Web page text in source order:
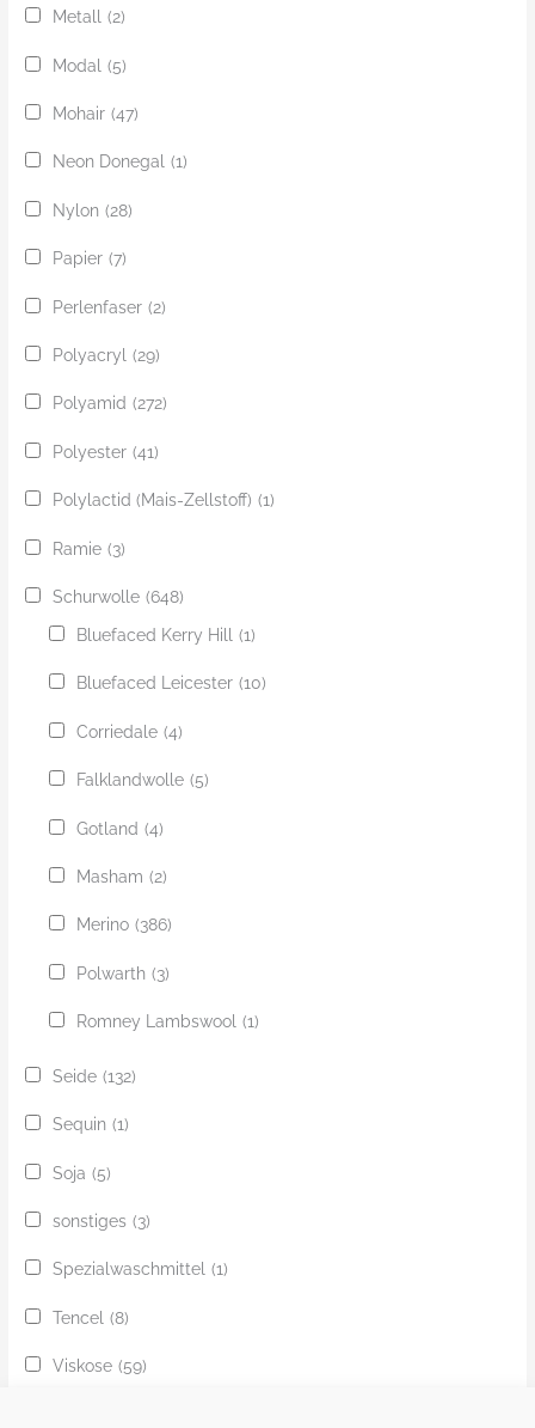
Metall (2)
Modal (5)
Mohair (47)
Neon Donegal (1)
Nylon (28)
Papier (7)
Perlenfaser (2)
Polyacryl (29)
Polyamid (272)
Polyester (41)
Polylactid (Mais-Zellstoff) (1)
Ramie (3)
Schurwolle (648)
Bluefaced Kerry Hill
(1)
Bluefaced Leicester (10)
Corriedale (4)
Falklandwolle (5)
Gotland (4)
Masham (2)
Merino (386)
Polwarth (3)
Romney Lambswool (1)
Seide (132)
Sequin (1)
Soja (5)
sonstiges (3)
Spezialwaschmittel (1)
Tencel (8)
Viskose (59)